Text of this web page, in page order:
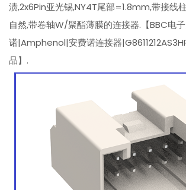
渍,2x6Pin亚光锡,NY4T尾部=1.8mm,带接线
自然,带卷轴W/聚酯薄膜的连接器.【BBC电
诺|Amphenol|安费诺连接器
品】.